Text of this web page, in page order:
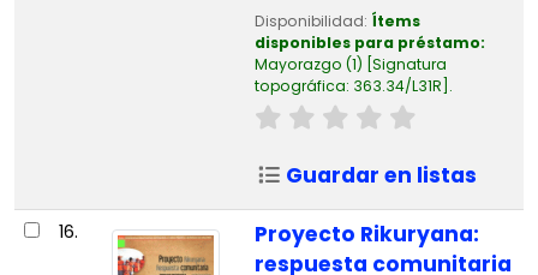
Disponibilidad: Ítems
disponibles para préstamo:
Mayorazgo (1) Signatura
topográfica: 363.34/L31R .
Guardar en listas
16.
Proyecto Rikuryana:
respuesta comunitaria